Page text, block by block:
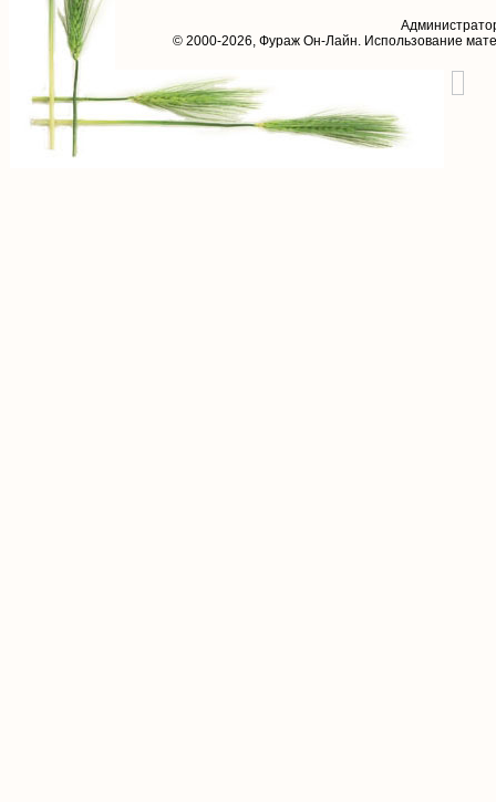
© 2000-2026, Фураж Он-Лайн. Использование